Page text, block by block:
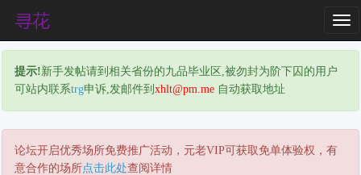
T
o
e
N
提示!新手发帖请到相关省份的九品毕业区,被勿封为阶下囚的用户
可站内联系trg申诉,发邮件到 xhlt@pm.me 自动获取地址
论坛开启优秀场所免费推广活动，元老VIP可获取免单体验权，有
意合作的场所点击此处查阅详情